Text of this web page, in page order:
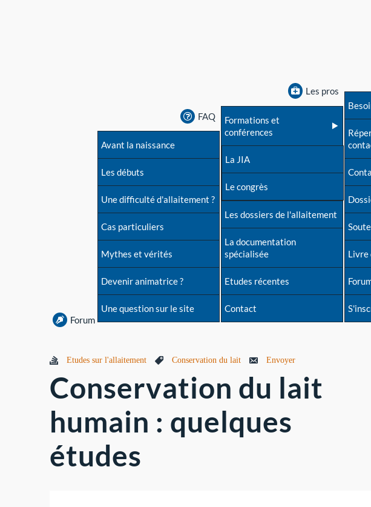
Forum
FAQ
Avant la naissance
Les débuts
Une difficulté d'allaitement ?
Cas particuliers
Mythes et vérités
Devenir animatrice ?
Une question sur le site
Les pros
Formations et
conférences
La JIA
Le congrès
Les dossiers de l'allaitement
La documentation
spécialisée
Etudes récentes
Contact
Livre
Etudes sur l'allaitement Conservation du lait Envoyer
Conservation du lait
humain : quelques
études